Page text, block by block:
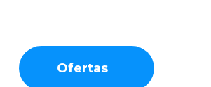
Ofertas